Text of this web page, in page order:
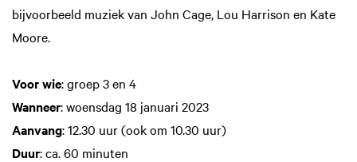
bijvoorbeeld muziek van John Cage, Lou Harrison en Kate
Moore.
Voor wie: groep 3 en 4
Wanneer: woensdag 18 januari 2023
Aanvang: 12.30 uur (ook om 10.30 uur)
Duur: ca. 60 minuten